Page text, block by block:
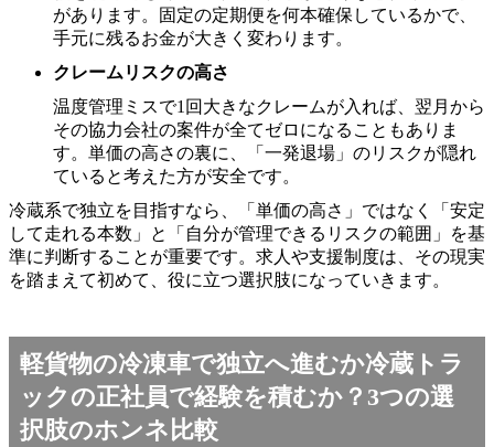
があります。固定の定期便を何本確保しているかで、
手元に残るお金が大きく変わります。
クレームリスクの高さ
温度管理ミスで1回大きなクレームが入れば、翌月から
その協力会社の案件が全てゼロになることもありま
す。単価の高さの裏に、「一発退場」のリスクが隠れ
ていると考えた方が安全です。
冷蔵系で独立を目指すなら、「単価の高さ」ではなく「安定
して走れる本数」と「自分が管理できるリスクの範囲」を基
準に判断することが重要です。求人や支援制度は、その現実
を踏まえて初めて、役に立つ選択肢になっていきます。
軽貨物の冷凍車で独立へ進むか冷蔵トラ
ックの正社員で経験を積むか？3つの選
択肢のホンネ比較